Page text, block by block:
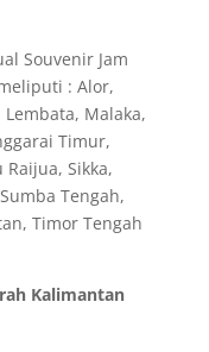
Souvenir Jam
: Alor,
Malaka,
Timur,
Raijua, Sikka,
Tengah,
Timor Tengah
Kalimantan